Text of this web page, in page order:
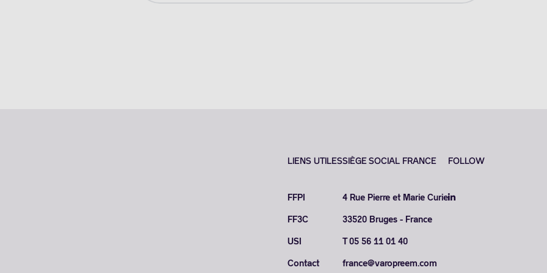
LIENS UTILES
FFPI
FF3C
USI
Contact
SIÈGE SOCIAL FRANCE
4 Rue Pierre et Marie Curie
33520 Bruges - France
T 05 56 11 01 40
france@varopreem.com
FOLLOW